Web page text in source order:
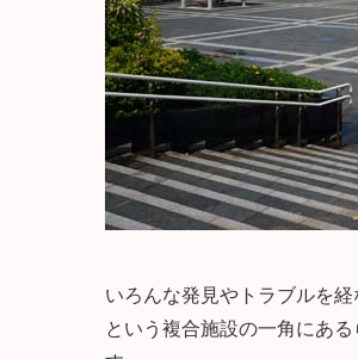
いろんな発見やトラブルを
という複合施設の一角にあ